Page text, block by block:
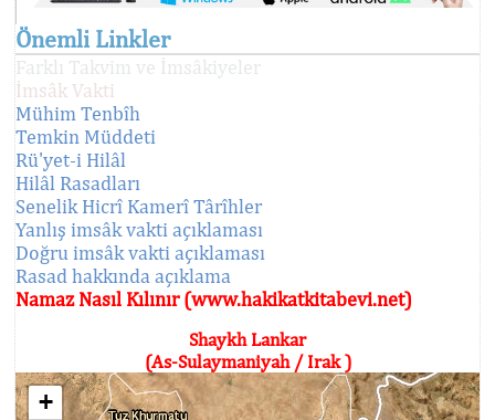
Önemli Linkler
Farklı Takvim ve İmsâkiyeler
İmsâk Vakti
Mühim Tenbîh
Temkin Müddeti
Rü'yet-i Hilâl
Hilâl Rasadları
Senelik Hicrî Kamerî Târîhler
Yanlış imsâk vakti açıklaması
Doğru imsâk vakti açıklaması
Rasad hakkında açıklama
Namaz Nasıl Kılınır (www.hakikatkitabevi.net)
Shaykh Lankar
(As-Sulaymaniyah / Irak )
+